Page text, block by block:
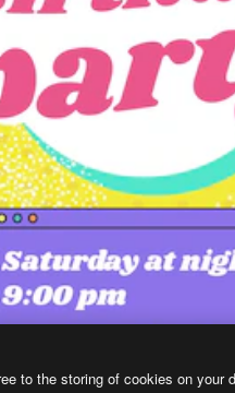
to the storing of cookies on your